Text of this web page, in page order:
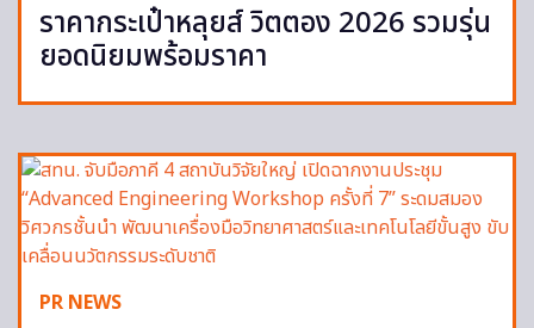
ราคากระเป๋าหลุยส์ วิตตอง 2026 รวมรุ่น
ยอดนิยมพร้อมราคา
PR NEWS